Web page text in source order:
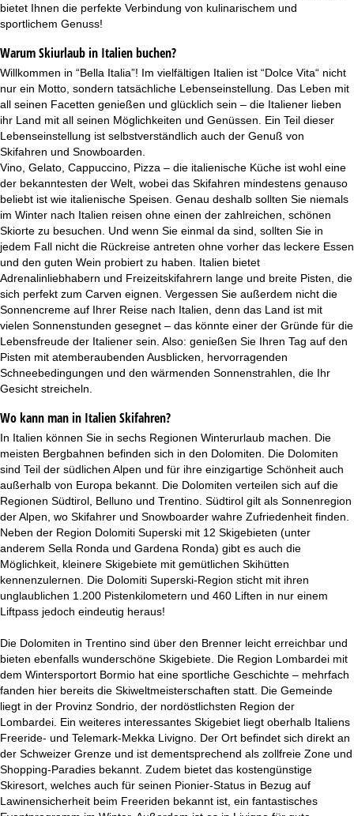
s
e
i
e
bietet Ihnen die perfekte Verbindung von kulinarischem und
sportlichem Genuss!
Warum Skiurlaub in Italien buchen?
Willkommen in “Bella Italia”! Im vielfältigen Italien ist “Dolce Vita“ nicht
nur ein Motto, sondern tatsächliche Lebenseinstellung. Das Leben mit
all seinen Facetten genießen und glücklich sein – die Italiener lieben
ihr Land mit all seinen Möglichkeiten und Genüssen. Ein Teil dieser
Lebenseinstellung ist selbstverständlich auch der Genuß von
Skifahren und Snowboarden.
Vino, Gelato, Cappuccino, Pizza – die italienische Küche ist wohl eine
der bekanntesten der Welt, wobei das Skifahren mindestens genauso
beliebt ist wie italienische Speisen. Genau deshalb sollten Sie niemals
im Winter nach Italien reisen ohne einen der zahlreichen, schönen
Skiorte zu besuchen. Und wenn Sie einmal da sind, sollten Sie in
jedem Fall nicht die Rückreise antreten ohne vorher das leckere Essen
und den guten Wein probiert zu haben. Italien bietet
Adrenalinliebhabern und Freizeitskifahrern lange und breite Pisten, die
sich perfekt zum Carven eignen. Vergessen Sie außerdem nicht die
Sonnencreme auf Ihrer Reise nach Italien, denn das Land ist mit
vielen Sonnenstunden gesegnet – das könnte einer der Gründe für die
Lebensfreude der Italiener sein. Also: genießen Sie Ihren Tag auf den
Pisten mit atemberaubenden Ausblicken, hervorragenden
Schneebedingungen und den wärmenden Sonnenstrahlen, die Ihr
Gesicht streicheln.
Wo kann man in Italien Skifahren?
In Italien können Sie in sechs Regionen Winterurlaub machen. Die
meisten Bergbahnen befinden sich in den Dolomiten. Die Dolomiten
sind Teil der südlichen Alpen und für ihre einzigartige Schönheit auch
außerhalb von Europa bekannt. Die Dolomiten verteilen sich auf die
Regionen Südtirol, Belluno und Trentino. Südtirol gilt als Sonnenregion
der Alpen, wo Skifahrer und Snowboarder wahre Zufriedenheit finden.
Neben der Region Dolomiti Superski mit 12 Skigebieten (unter
anderem Sella Ronda und Gardena Ronda) gibt es auch die
Möglichkeit, kleinere Skigebiete mit gemütlichen Skihütten
kennenzulernen. Die Dolomiti Superski-Region sticht mit ihren
unglaublichen 1.200 Pistenkilometern und 460 Liften in nur einem
Liftpass jedoch eindeutig heraus!
Die Dolomiten in Trentino sind über den Brenner leicht erreichbar und
bieten ebenfalls wunderschöne Skigebiete. Die Region Lombardei mit
dem Wintersportort Bormio hat eine sportliche Geschichte – mehrfach
fanden hier bereits die Skiweltmeisterschaften statt. Die Gemeinde
liegt in der Provinz Sondrio, der nordöstlichsten Region der
Lombardei. Ein weiteres interessantes Skigebiet liegt oberhalb Italiens
Freeride- und Telemark-Mekka Livigno. Der Ort befindet sich direkt an
der Schweizer Grenze und ist dementsprechend als zollfreie Zone und
Shopping-Paradies bekannt. Zudem bietet das kostengünstige
Skiresort, welches auch für seinen Pionier-Status in Bezug auf
Lawinensicherheit beim Freeriden bekannt ist, ein fantastisches